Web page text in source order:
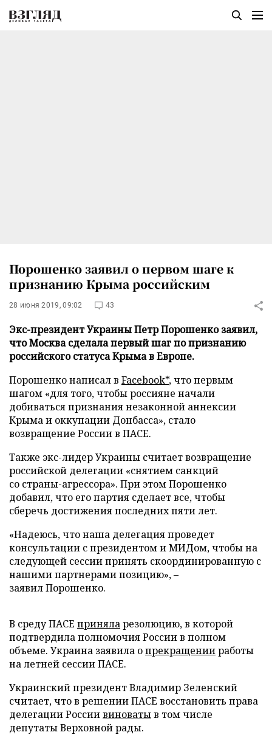
Порошенко заявил о первом шаге к
признанию Крыма российским
28 июня 2019, 09:02 43
Экс-президент Украины Петр Порошенко заявил,
что Москва сделала первый шаг по признанию
российского статуса Крыма в Европе.
Порошенко написал в Facebook*, что первым
шагом «для того, чтобы россияне начали
добиваться признания незаконной аннексии
Крыма и оккупации Донбасса», стало
возвращение России в ПАСЕ.
Также экс-лидер Украины считает возвращение
российской делегации «снятием санкций
со страны-агрессора». При этом Порошенко
добавил, что его партия сделает все, чтобы
сберечь достижения последних пяти лет.
«Надеюсь, что наша делегация проведет
консультации с президентом и МИДом, чтобы на
следующей сессии принять скоординированную с
нашими партнерами позицию», –
заявил Порошенко.
В среду ПАСЕ приняларезолюцию, в которой
подтвердила полномочия России в полном
объеме. Украина заявила опрекращенииработы
на летней сессии ПАСЕ.
Украинский президент Владимир Зеленский
считает, что в решении ПАСЕ восстановить права
делегации Россиивиноватыв том числе
депутаты Верховной рады.